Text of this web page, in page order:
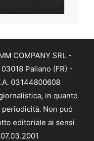
COMPANY SRL -
Paliano (FR) -
03144800608
in quanto
Non può
editoriale ai sensi